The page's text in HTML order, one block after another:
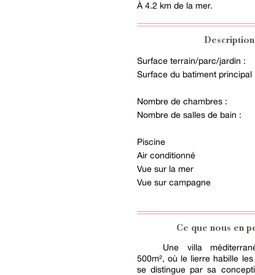
À 4.2 km de la mer.
Description
Surface terrain/parc/jardin :
Surface du batiment principal
Nombre de chambres :
Nombre de salles de bain :
Piscine
Air conditionné
Vue sur la mer
Vue sur campagne
Ce que nous en
Une villa
500m², où le lierre habille
se distingue par sa